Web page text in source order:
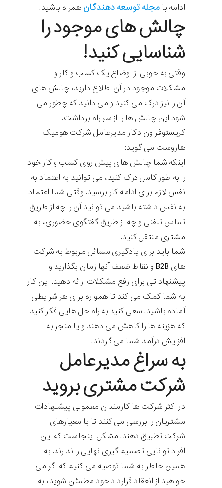
ادامه با مجله توسعه دهندگان همراه باشید.
چالش های موجود را
شناسایی کنید!
وقتی به خوبی از اوضاع یک کسب و کار و
مشکلات موجود در آن اطلاع دارید، چالش های
آن را نیز درک می کنید و می دانید که چطور می
شود این چالش ها را از سر راه برداشت.
کریستوفر ون دکار مدیرعامل شرکت هومیک
هاروست می گوید:
اینکه شما چالش های پیش روی کسب و کار خود
را به طور کامل درک کنید، می توانید به اعتماد به
نفس لازم برای ادامه کار برسید. وقتی شما اعتماد
به نفس داشته باشید می توانید آن را چه از طریق
تماس تلفنی و چه از طریق گفتگوی حضوری، به
مشتری منتقل کنید.
شما باید برای یادگیری مسائل مربوط به شرکت
های B2B و نقاط ضعف آنها زمان بگذارید و
پیشنهاداتی برای رفع مشکلات ارائه دهید. این کار
به شما کمک می کند تا همواره برای هر شرایطی
آماده باشید. سعی کنید به راه حل هایی فکر کنید
که هزینه ها را کاهش می دهند و یا منجر به
افزایش درآمد شما می گردند.
به سراغ مدیرعامل
شرکت مشتری بروید
در اکثر شرکت ها کارمندان معمولی پیشنهادات
مشتریان را بررسی می کنند تا با معیارهای
شرکت تطبیق دهند. مشکل اینجاست که این
افراد توانایی تصمیم گیری نهایی را ندارند. به
همین خاطر به شما توصیه می کنیم که اگر می
خواهید از انعقاد قرارداد خود مطمئن شوید، به